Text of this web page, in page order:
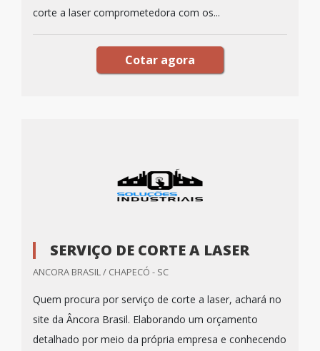
corte a laser comprometedora com os...
Cotar agora
SERVIÇO DE CORTE A LASER
ANCORA BRASIL / CHAPECÓ - SC
Quem procura por serviço de corte a laser, achará no
site da Âncora Brasil. Elaborando um orçamento
detalhado por meio da própria empresa e conhecendo